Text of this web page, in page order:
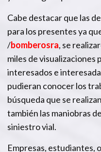
Cabe destacar que las
para los presentes ya
/bomberosra, se
miles de visualizaciones
interesados e
pudieran conocer los
búsqueda que se
también las maniobras
siniestro vial.
Empresas, estudiantes,